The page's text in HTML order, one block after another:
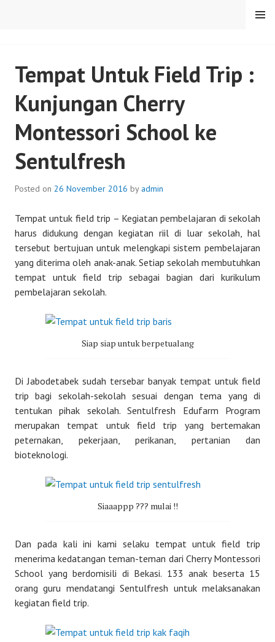
MENU
Tempat Untuk Field Trip :
Kunjungan Cherry
Montessori School ke
Sentulfresh
Posted on 26 November 2016 by admin
Tempat untuk field trip – Kegiatan pembelajaran di sekolah
harus didukung dengan kegiatan riil di luar sekolah, hal
tersebut bertujuan untuk melengkapi sistem pembelajaran
yang diterima oleh anak-anak. Setiap sekolah membutuhkan
tempat untuk field trip sebagai bagian dari kurikulum
pembelajaran sekolah.
Siap siap untuk berpetualang
Di Jabodetabek sudah tersebar banyak tempat untuk field
trip bagi sekolah-sekolah sesuai dengan tema yang di
tentukan pihak sekolah. Sentulfresh Edufarm Program
merupakan tempat untuk field trip yang bertemakan
peternakan, pekerjaan, perikanan, pertanian dan
bioteknologi.
Siaaappp ??? mulai !!
Dan pada kali ini kami selaku tempat untuk field trip
menerima kedatangan teman-teman dari Cherry Montessori
School yang berdomisili di Bekasi. 133 anak beserta 15
orang guru mendatangi Sentulfresh untuk melaksanakan
kegiatan field trip.